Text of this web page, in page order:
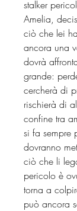
stalker
Amelia,
ciò che lei
ancora una
dovrà
grande:
cercherà di
rischierà di
confine tra
si fa sempre
dovranno
ciò che li
pericolo è
torna a
può ancora